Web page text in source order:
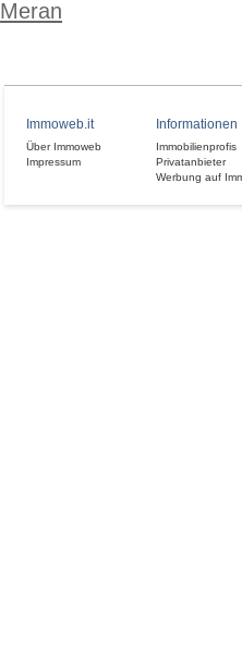
Meran
Immoweb.it
Über Immoweb
Impressum
Informationen
Immobilienprofis
Privatanbieter
Werbung auf